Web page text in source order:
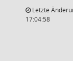
Letzte
17:04:58